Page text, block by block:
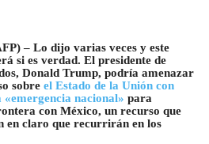
– Lo dijo varias veces y este
si es verdad. El presidente de
Donald Trump, podría amenazar
sobre el Estado de la Unión con
nacional» para
con México, un recurso que
en claro que recurrirán en los